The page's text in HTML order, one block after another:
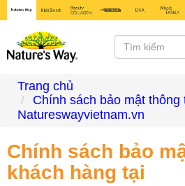
Trang chủ
Chính sách bảo mật thông
Natureswayvietnam.vn
Chính sách bảo
khách hàng tại